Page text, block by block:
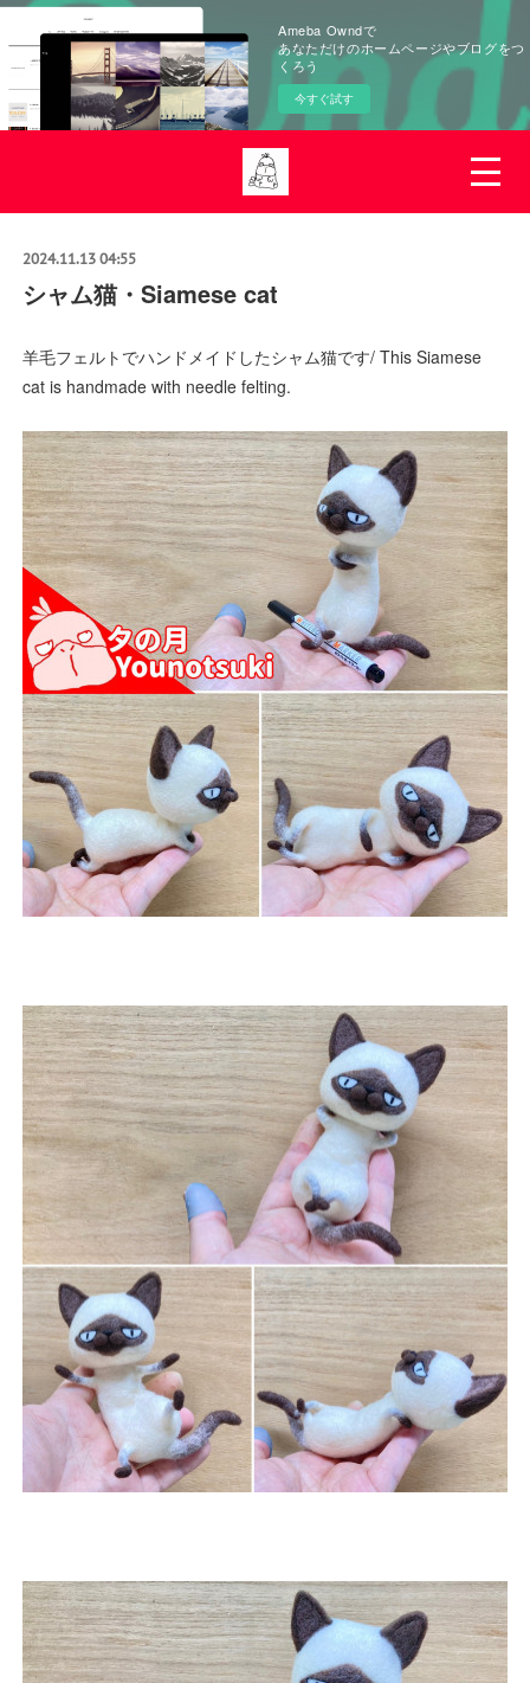
Ameba Owndで
あなただけのホームページやブログをつ
くろう
今すぐ試す
2024.11.13 04:55
シャム猫・Siamese cat
羊毛フェルトでハンドメイドしたシャム猫です/ This Siamese
cat is handmade with needle felting.